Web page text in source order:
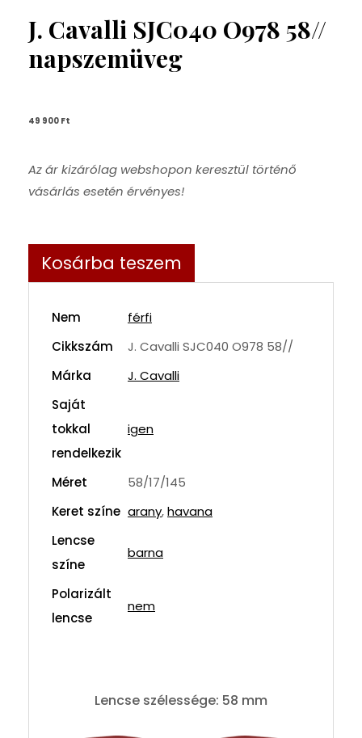
J. Cavalli SJC040 O978 58//
napszemüveg
49 900 Ft
Az ár kizárólag webshopon keresztül történő
vásárlás esetén érvényes!
Kosárba teszem
Nem
férfi
Cikkszám
J. Cavalli SJC040 O978 58//
Márka
J. Cavalli
Saját
tokkal
rendelkezik
igen
Méret
58/17/145
Keret színe arany,havana
Lencse
színe
barna
Polarizált
lencse
nem
Lencse szélessége: 58 mm